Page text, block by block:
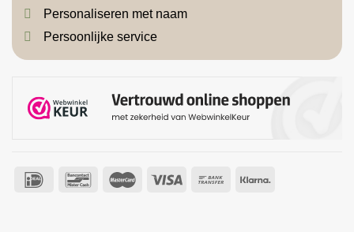
Personaliseren met naam
Persoonlijke service